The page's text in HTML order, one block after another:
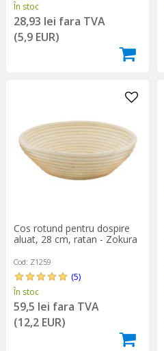
În stoc
28,93 lei fara TVA
(5,9 EUR)
Cos rotund pentru dospire
aluat, 28 cm, ratan - Zokura
Cod: Z1259
(5)
În stoc
59,5 lei fara TVA
(12,2 EUR)